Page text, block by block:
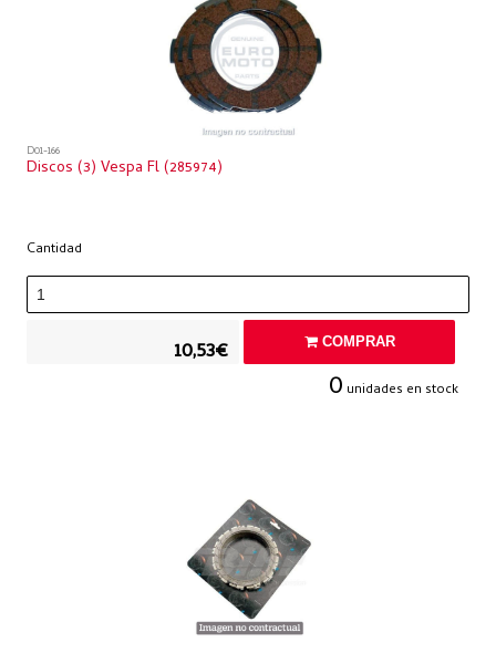
D01-166
Discos (3) Vespa Fl (285974)
Cantidad
10,53€ COMPRAR
0 unidades en stock